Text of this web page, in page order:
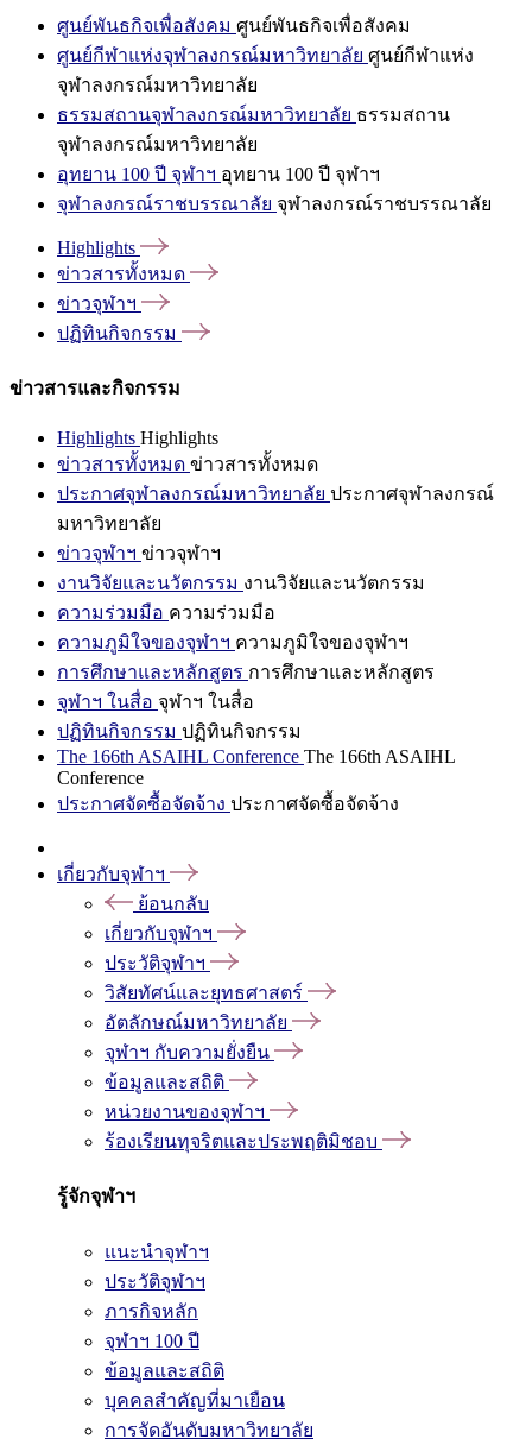
ศูนย์พันธกิจเพื่อสังคม ศูนย์พันธกิจเพื่อสังคม
ศูนย์กีฬาแห่งจุฬาลงกรณ์มหาวิทยาลัย ศูนย์กีฬาแห่ง
จุฬาลงกรณ์มหาวิทยาลัย
ธรรมสถานจุฬาลงกรณ์มหาวิทยาลัย ธรรมสถาน
จุฬาลงกรณ์มหาวิทยาลัย
อุทยาน 100 ปี จุฬาฯ อุทยาน 100 ปี จุฬาฯ
จุฬาลงกรณ์ราชบรรณาลัย จุฬาลงกรณ์ราชบรรณาลัย
Highlights
ข่าวสารทั้งหมด
ข่าวจุฬาฯ
ปฏิทินกิจกรรม
ข่าวสารและกิจกรรม
Highlights Highlights
ข่าวสารทั้งหมด ข่าวสารทั้งหมด
ประกาศจุฬาลงกรณ์มหาวิทยาลัย ประกาศจุฬาลงกรณ์
มหาวิทยาลัย
ข่าวจุฬาฯ ข่าวจุฬาฯ
งานวิจัยและนวัตกรรม งานวิจัยและนวัตกรรม
ความร่วมมือ ความร่วมมือ
ความภูมิใจของจุฬาฯ ความภูมิใจของจุฬาฯ
การศึกษาและหลักสูตร การศึกษาและหลักสูตร
จุฬาฯ ในสื่อ จุฬาฯ ในสื่อ
ปฏิทินกิจกรรม ปฏิทินกิจกรรม
The 166th ASAIHL Conference The 166th ASAIHL
Conference
ประกาศจัดซื้อจัดจ้าง ประกาศจัดซื้อจัดจ้าง
เกี่ยวกับจุฬาฯ
ย้อนกลับ
เกี่ยวกับจุฬาฯ
ประวัติจุฬาฯ
วิสัยทัศน์และยุทธศาสตร์
อัตลักษณ์มหาวิทยาลัย
จุฬาฯ กับความยั่งยืน
ข้อมูลและสถิติ
หน่วยงานของจุฬาฯ
ร้องเรียนทุจริตและประพฤติมิชอบ
รู้จักจุฬาฯ
แนะนำจุฬาฯ
ประวัติจุฬาฯ
ภารกิจหลัก
จุฬาฯ 100 ปี
ข้อมูลและสถิติ
บุคคลสำคัญที่มาเยือน
การจัดอันดับมหาวิทยาลัย